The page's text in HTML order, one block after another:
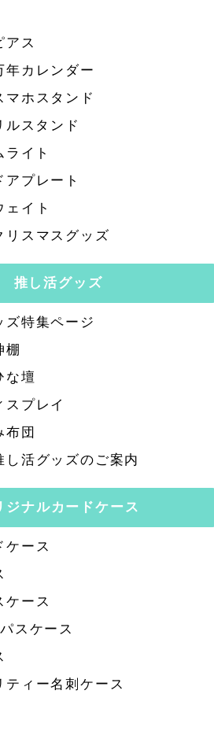
アス
年カレンダー
マホスタンド
ルスタンド
イト
アプレート
ェイト
リスマスグッズ
推し活グッズ
ズ特集ページ
棚
な壇
スプレイ
布団
し活グッズのご案内
ジナルカードケース
ケース
ケース
スケース
ティー名刺ケース